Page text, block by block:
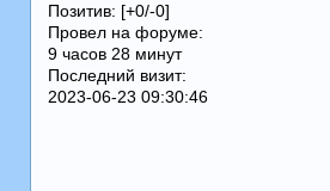
Позитив: [+0/-0]
Провел на форуме:
9 часов 28 минут
Последний визит:
2023-06-23 09:30:46